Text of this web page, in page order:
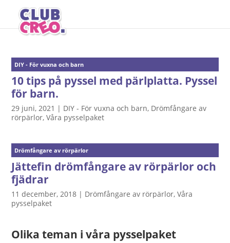
DIY - För vuxna och barn
10 tips på pyssel med pärlplatta. Pyssel
för barn.
29 juni, 2021 | DIY - För vuxna och barn, Drömfångare av
rörpärlor,Våra pysselpaket
Drömfångare av rörpärlor
Jättefin drömfångare av rörpärlor och
fjädrar
11 december, 2018 | Drömfångare av rörpärlor,Våra
pysselpaket
Olika teman i våra pysselpaket